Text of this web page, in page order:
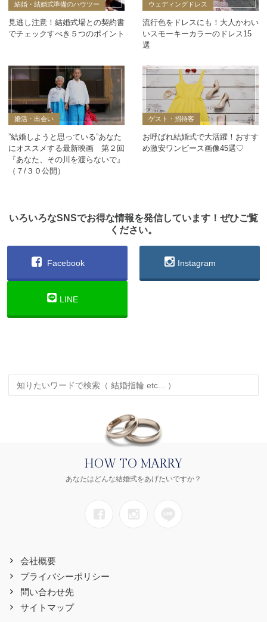
結婚・結婚式準備のハウツー
見逃し注意！結婚式場との契約書
でチェックすべき５つのポイント
ウェディングドレス
流行色をドレスにも！大人かわい
いスモーキーカラーのドレス15
選
婚活・出会い
”結婚しようと思っている”あなた
にオススメする最新映画 第２回
『あなた、その川を渡らないで』
（７/３０公開）
ゲスト・招待客
お呼ばれ結婚式で大活躍！おすす
め激安ワンピース画像45選♡
いろいろなSNSでお得な情報を発信しています！ぜひご覧
ください。
Facebook Instagram
LINE
HOW TO MARRY
あなたはどんな結婚式をあげたいですか？
会社概要
プライバシーポリシー
問い合わせ先
サイトマップ